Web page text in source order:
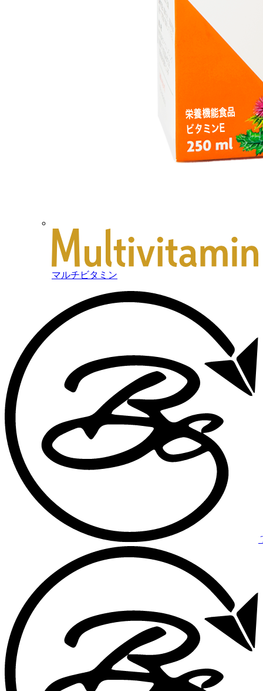
マルチビタミン